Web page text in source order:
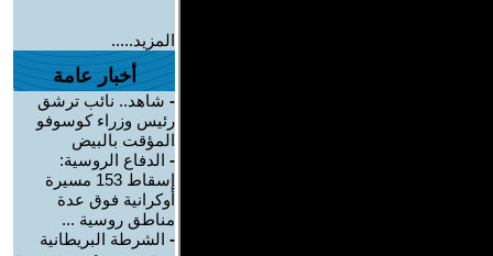
المزيد.....
أخبار عامة
- شاهد.. نائب ترشق
رئيس وزراء كوسوفو
المؤقت بالبيض
- الدفاع الروسية:
إسقاط 153 مسيرة
أوكرانية فوق عدة
مناطق روسية ...
- الشرطة البريطانية